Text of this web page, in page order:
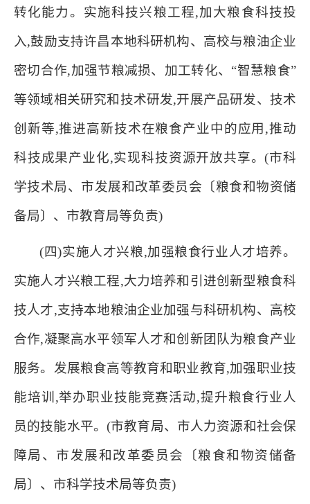
转化能力。 实施科技兴粮工程,加大粮食科技投
入,鼓励支持许昌本地科研机构、高校与粮油企业
密切合作,加强节粮减损、加工转化、“智慧粮食”
等领域相关研究和技术研发,开展产品研发、技术
创新等,推进高新技术在粮食产业中的应用,推动
科技成果产业化,实现科技资源开放共享。(市科
学技术局、市发展和改革委员会〔粮食和物资储
备局〕、市教育局等负责)
(四)实施人才兴粮,加强粮食行业人才培养。
实施人才兴粮工程,大力培养和引进创新型粮食科
技人才,支持本地粮油企业加强与科研机构、高校
合作,凝聚高水平领军人才和创新团队为粮食产业
服务。发展粮食高等教育和职业教育,加强职业技
能培训,举办职业技能竞赛活动,提升粮食行业人
员的技能水平。(市教育局、市人力资源和社会保
障局、市发展和改革委员会〔粮食和物资储备
局〕、市科学技术局等负责)